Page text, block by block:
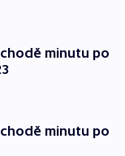
minutu po
minutu po